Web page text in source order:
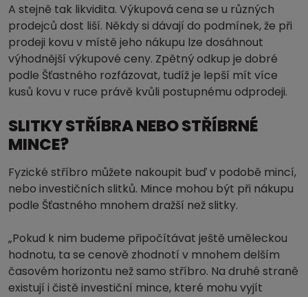
A stejně tak likvidita. Výkupová cena se u různých
prodejců dost liší. Někdy si dávají do podmínek, že při
prodeji kovu v místě jeho nákupu lze dosáhnout
výhodnější výkupové ceny. Zpětný odkup je dobré
podle Šťastného rozfázovat, tudíž je lepší mít více
kusů kovu v ruce právě kvůli postupnému odprodeji.
SLITKY STŘÍBRA NEBO STŘÍBRNÉ
MINCE?
Fyzické stříbro můžete nakoupit buď v podobě mincí,
nebo investičních slitků. Mince mohou být při nákupu
podle Šťastného mnohem dražší než slitky.
„Pokud k nim budeme připočítávat ještě uměleckou
hodnotu, ta se cenově zhodnotí v mnohem delším
časovém horizontu než samo stříbro. Na druhé straně
existují i čistě investiční mince, které mohu vyjít